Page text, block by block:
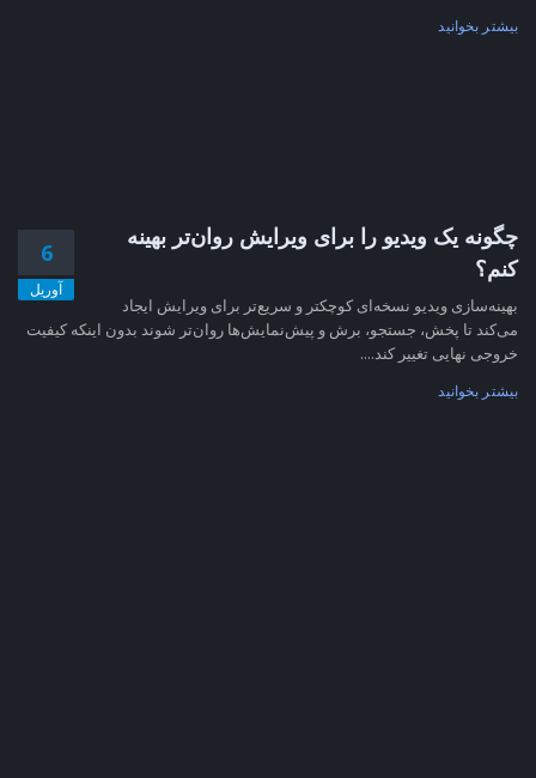
بیشتر بخوانید
6
آوریل
چگونه یک ویدیو را برای ویرایش روان‌تر بهینه
کنم؟
بهینه‌سازی ویدیو نسخه‌ای کوچکتر و سریع‌تر برای ویرایش ایجاد
می‌کند تا پخش، جستجو، برش و پیش‌نمایش‌ها روان‌تر شوند بدون اینکه کیفیت
خروجی نهایی تغییر کند....
بیشتر بخوانید